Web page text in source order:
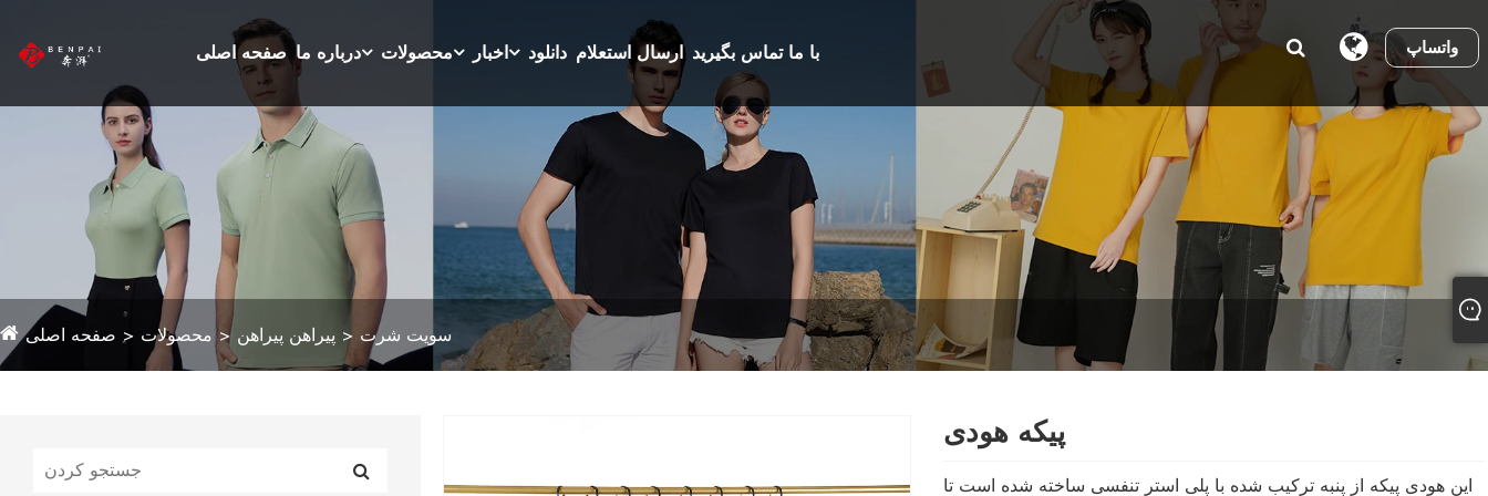
واتساپ صفحه اصلی درباره ما محصولات اخبار دانلود ارسال استعلام با ما تماس بگیرید
صفحه اصلی محصولات پیراهن پیراهن سویت شرت
پیکه هودی
این هودی پیکه از پنبه ترکیب شده با پلی استر تنفسی ساخته شده است تا